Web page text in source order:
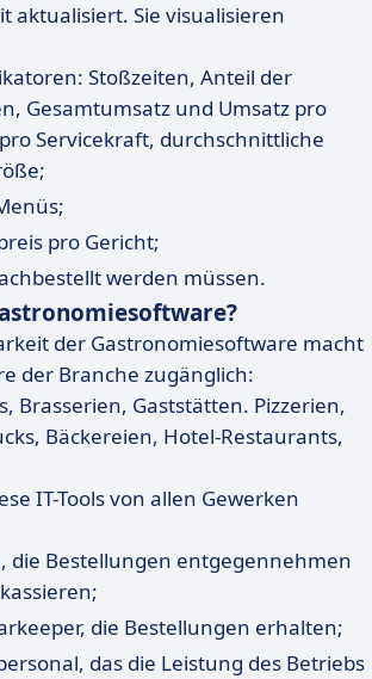
aktualisiert. Sie visualisieren
Stoßzeiten, Anteil der
Gesamtumsatz und Umsatz pro
Servicekraft, durchschnittliche
pro Gericht;
werden müssen.
der Gastronomiesoftware macht
der Branche zugänglich:
Brasserien, Gaststätten. Pizzerien,
Bäckereien, Hotel-Restaurants,
IT-Tools von allen Gewerken
die Bestellungen entgegennehmen
die Bestellungen erhalten;
das die Leistung des Betriebs